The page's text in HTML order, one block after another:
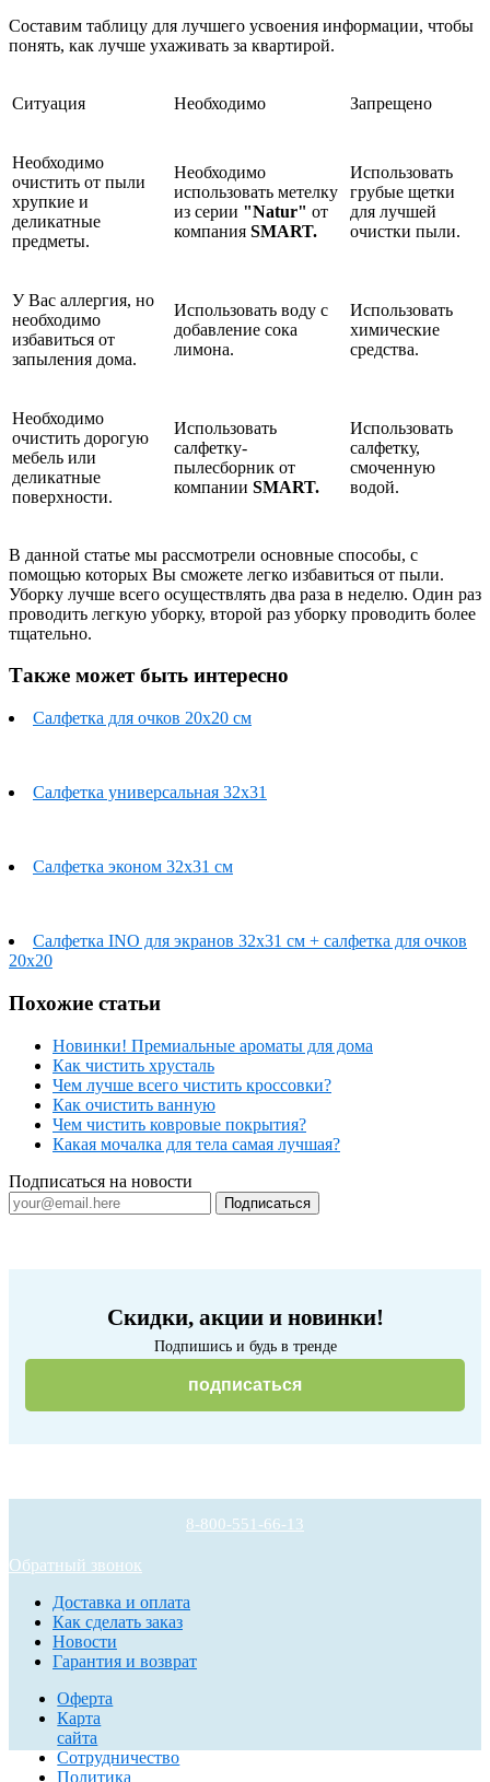
Составим таблицу для лучшего усвоения информации, чтобы
понять, как лучше ухаживать за квартирой.
Ситуация Необходимо Запрещено
Необходимо
очистить от пыли
хрупкие и
деликатные
предметы.
Необходимо
использовать метелку
из серии "Natur" от
компания SMART.
Использовать
грубые щетки
для лучшей
очистки пыли.
У Вас аллергия, но
необходимо
избавиться от
запыления дома.
Использовать воду с
добавление сока
лимона.
Использовать
химические
средства.
Необходимо
очистить дорогую
мебель или
деликатные
поверхности.
Использовать
салфетку-
пылесборник от
компании SMART.
Использовать
салфетку,
смоченную
водой.
В данной статье мы рассмотрели основные способы, с
помощью которых Вы сможете легко избавиться от пыли.
Уборку лучше всего осуществлять два раза в неделю. Один раз
проводить легкую уборку, второй раз уборку проводить более
тщательно.
Также может быть интересно
Салфетка для очков 20х20 см
Салфетка универсальная 32x31
Салфетка эконом 32х31 см
Салфетка INO для экранов 32х31 см + салфетка для очков
20х20
Похожие статьи
Новинки! Премиальные ароматы для дома
Как чистить хрусталь
Чем лучше всего чистить кроссовки?
Как очистить ванную
Чем чистить ковровые покрытия?
Какая мочалка для тела самая лучшая?
Подписаться на новости
Скидки, акции и новинки!
Подпишись и будь в тренде
подписаться
8-800-551-66-13
Обратный звонок
Доставка и оплата
Как сделать заказ
Новости
Гарантия и возврат
Оферта
Карта
сайта
Сотрудничество
Политика